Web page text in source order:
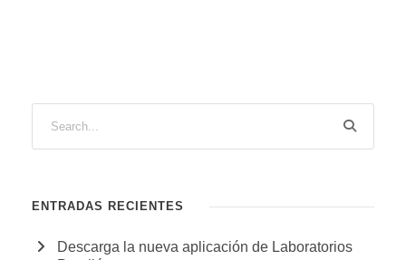
ENTRADAS RECIENTES
Descarga la nueva aplicación de Laboratorios